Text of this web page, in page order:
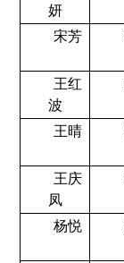
妍
宋芳
王红
波
王晴
王庆
凤
杨悦